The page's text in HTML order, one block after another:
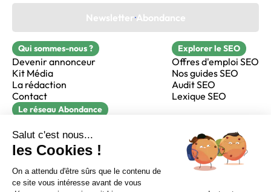
Sur LinkedIn Sur Youtube
Newsletter Abondance
Qui sommes-nous ?
Devenir annonceur
Kit Média
La rédaction
Contact
Explorer le SEO
Offres d'emploi SEO
Nos guides SEO
Audit SEO
Lexique SEO
Le réseau Abondance
Réacteur
alfie formation